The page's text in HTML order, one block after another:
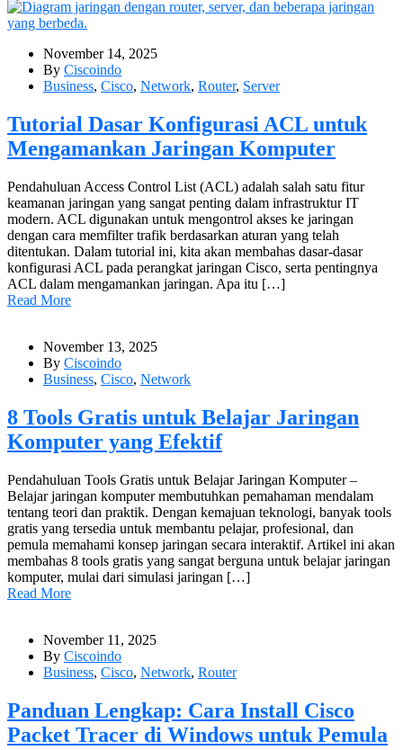
November 14, 2025
By Ciscoindo
Business, Cisco, Network, Router, Server
Tutorial Dasar Konfigurasi ACL untuk
Mengamankan Jaringan Komputer
Pendahuluan Access Control List (ACL) adalah salah satu fitur
keamanan jaringan yang sangat penting dalam infrastruktur IT
modern. ACL digunakan untuk mengontrol akses ke jaringan
dengan cara memfilter trafik berdasarkan aturan yang telah
ditentukan. Dalam tutorial ini, kita akan membahas dasar-dasar
konfigurasi ACL pada perangkat jaringan Cisco, serta pentingnya
ACL dalam mengamankan jaringan. Apa itu […]
Read More
November 13, 2025
By Ciscoindo
Business, Cisco, Network
8 Tools Gratis untuk Belajar Jaringan
Komputer yang Efektif
Pendahuluan Tools Gratis untuk Belajar Jaringan Komputer –
Belajar jaringan komputer membutuhkan pemahaman mendalam
tentang teori dan praktik. Dengan kemajuan teknologi, banyak tools
gratis yang tersedia untuk membantu pelajar, profesional, dan
pemula memahami konsep jaringan secara interaktif. Artikel ini akan
membahas 8 tools gratis yang sangat berguna untuk belajar jaringan
komputer, mulai dari simulasi jaringan […]
Read More
November 11, 2025
By Ciscoindo
Business, Cisco, Network, Router
Panduan Lengkap: Cara Install Cisco
Packet Tracer di Windows untuk Pemula